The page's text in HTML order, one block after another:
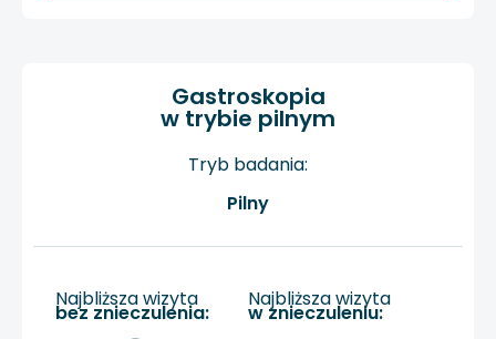
Gastroskopia
w trybie pilnym
Tryb badania:
Pilny
Najbliższa wizyta
bez znieczulenia:
Najbliższa wizyta
w znieczuleniu: